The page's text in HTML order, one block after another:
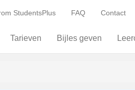
StudentsPlus FAQ Contact
Tarieven Bijles geven